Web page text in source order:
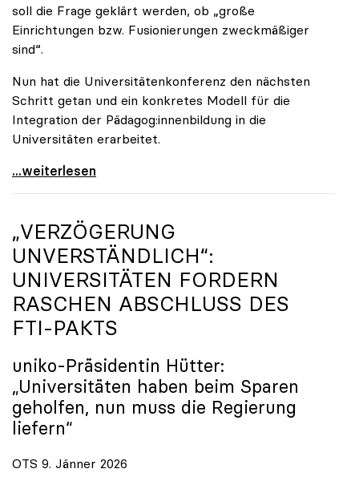
soll die Frage geklärt werden, ob „große
Einrichtungen bzw. Fusionierungen zweckmäßiger
sind“.
Nun hat die Universitätenkonferenz den nächsten
Schritt getan und ein konkretes Modell für die
Integration der Pädagog:innenbildung in die
Universitäten erarbeitet.
Schools of Education an den Universitäten: Für
...weiterlesen
„VERZÖGERUNG
UNVERSTÄNDLICH“:
UNIVERSITÄTEN FORDERN
RASCHEN ABSCHLUSS DES
FTI-PAKTS
uniko-Präsidentin Hütter:
„Universitäten haben beim Sparen
geholfen, nun muss die Regierung
liefern“
OTS 9. Jänner 2026